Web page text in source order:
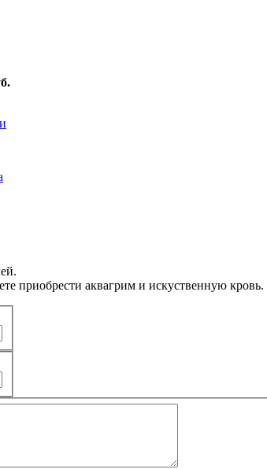
приобрести аквагрим и искуственную кровь.